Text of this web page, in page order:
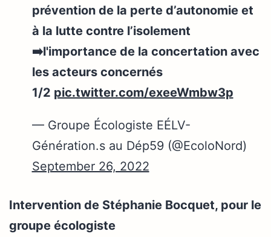
prévention de la perte d’autonomie et
à la lutte contre l’isolement
➡️l'importance de la concertation avec
les acteurs concernés
1/2 pic.twitter.com/exeeWmbw3p
— Groupe Écologiste EÉLV-
Génération.s au Dép59 (@EcoloNord)
September 26, 2022
Intervention de Stéphanie Bocquet, pour le
groupe écologiste